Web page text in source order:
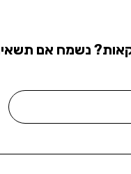
נשמח אם